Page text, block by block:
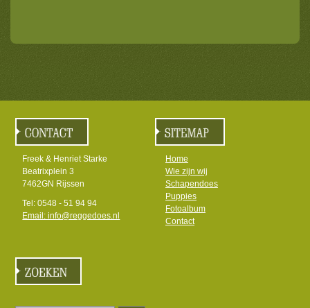
Freek & Henriet Starke
Beatrixplein 3
7462GN Rijssen
Tel: 0548 - 51 94 94
Email: info@reggedoes.nl
Home
Wie zijn wij
Schapendoes
Puppies
Fotoalbum
Contact